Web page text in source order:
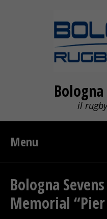
il
Menu
Bologna
Memorial